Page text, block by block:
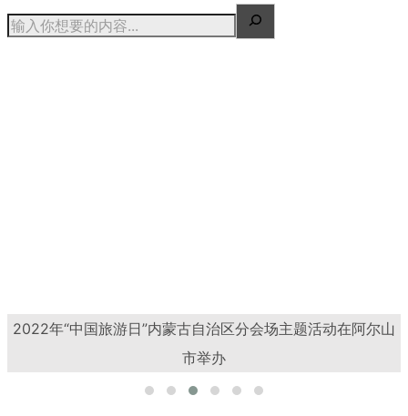
2022年“五一”假期国内旅游出游1.6亿人次，国内旅游收入
646.8亿元